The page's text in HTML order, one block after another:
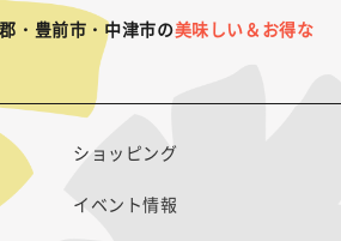
・豊前市・中津市の美味しい＆お得な
ショッピング
イベント情報